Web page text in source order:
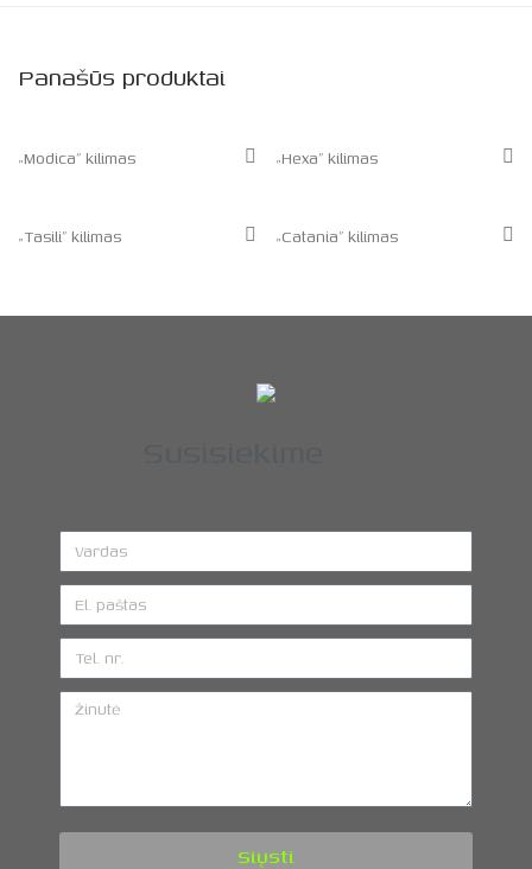
Panašūs produktai
„Modica” kilimas „Hexa” kilimas
„Tasili” kilimas „Catania” kilimas
Siųsti